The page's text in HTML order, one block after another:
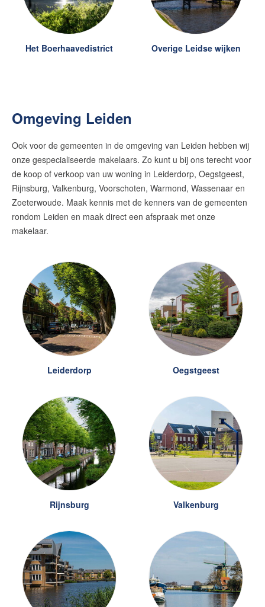
Het Boerhaavedistrict Overige Leidse wijken
Omgeving Leiden
Ook voor de gemeenten in de omgeving van Leiden hebben wij
onze gespecialiseerde makelaars. Zo kunt u bij ons terecht voor
de koop of verkoop van uw woning in Leiderdorp, Oegstgeest,
Rijnsburg, Valkenburg, Voorschoten, Warmond, Wassenaar en
Zoeterwoude. Maak kennis met de kenners van de gemeenten
rondom Leiden en maak direct een afspraak met onze
makelaar.
Leiderdorp Oegstgeest
Rijnsburg Valkenburg